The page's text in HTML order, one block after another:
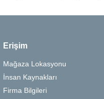
Erişim
Mağaza Lokasyonu
İnsan Kaynakları
Firma Bilgileri